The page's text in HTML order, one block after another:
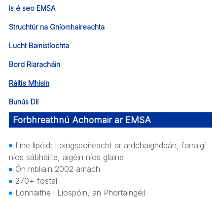
Is é seo EMSA
Struchtúr na Gníomhaireachta
Lucht Bainistíochta
Bord Riaracháin
Ráitis Mhisin
Bunús Dlí
Forbhreathnú Achomair ar EMSA
Líne lipéid: Loingseoireacht ar ardchaighdeán, farraigí
níos sábháilte, aigéin níos glaine
Ón mbliain 2002 amach
270+ fostaí
Lonnaithe i Liospóin, an Phortaingéil